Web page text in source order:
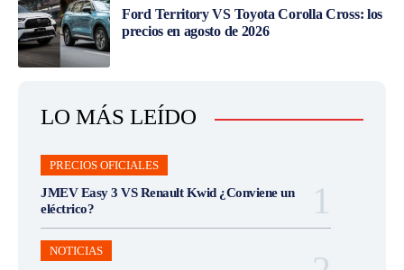
Ford Territory VS Toyota Corolla Cross: los
precios en agosto de 2026
LO MÁS LEÍDO
PRECIOS OFICIALES
JMEV Easy 3 VS Renault Kwid ¿Conviene un
eléctrico?
NOTICIAS